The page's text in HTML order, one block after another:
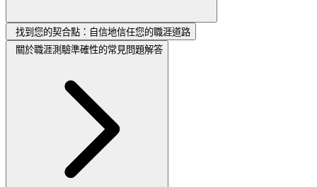
找到您的契合點：自信地信任您的職涯道路
關於職涯測驗準確性的常見問題解答